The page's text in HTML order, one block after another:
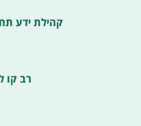
קהילת ידע
רב קו